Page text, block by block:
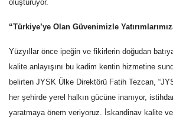
oluşturuyor.
“Türkiye’ye Olan Güvenimizle
Yüzyıllar önce ipeğin ve fikirlerin doğudan
kalite anlayışını bu kadim kentin hizmetine
belirten JYSK Ülke Direktörü Fatih Tezcan, “
her şehirde yerel halkın gücüne inanıyor,
yaratmaya önem veriyoruz. İskandinav kalite ve